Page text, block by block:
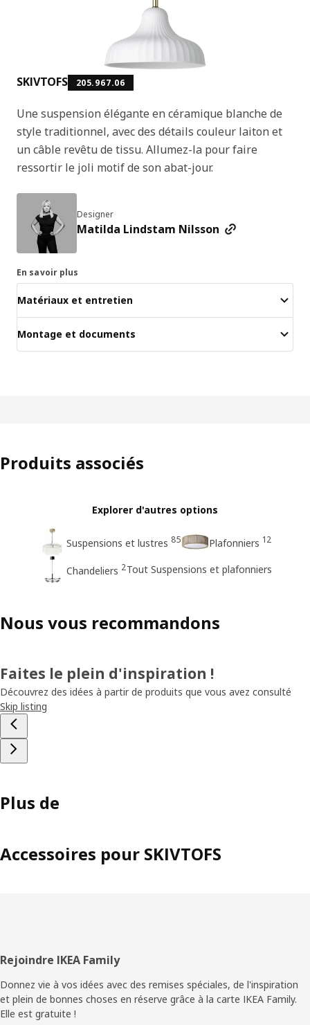
SKIVTOFS 205.967.06
Une suspension élégante en céramique blanche de
style traditionnel, avec des détails couleur laiton et
un câble revêtu de tissu. Allumez-la pour faire
ressortir le joli motif de son abat-jour.
Designer
Matilda Lindstam Nilsson
En savoir plus
Matériaux et entretien
Montage et documents
Produits associés
Explorer d'autres options
Suspensions et lustres 85 Plafonniers 12
Chandeliers 2Tout Suspensions et plafonniers
Nous vous recommandons
Faites le plein d'inspiration !
Découvrez des idées à partir de produits que vous avez consulté
Skip listing
Plus de
Accessoires pour SKIVTOFS
Pied
de
page
Rejoindre IKEA Family
Donnez vie à vos idées avec des remises spéciales, de l'inspiration
et plein de bonnes choses en réserve grâce à la carte IKEA Family.
Elle est gratuite !